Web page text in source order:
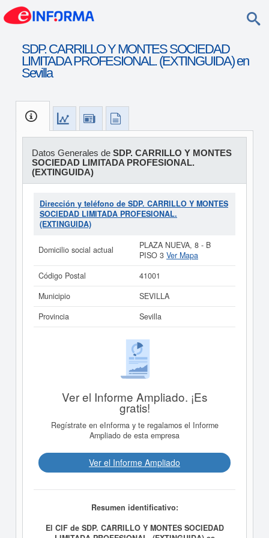
SDP. CARRILLO Y MONTES SOCIEDAD
LIMITADA PROFESIONAL. (EXTINGUIDA) en
Sevilla
Datos Generales de SDP. CARRILLO Y MONTES
SOCIEDAD LIMITADA PROFESIONAL.
(EXTINGUIDA)
Dirección y teléfono de SDP. CARRILLO Y MONTES
SOCIEDAD LIMITADA PROFESIONAL.
(EXTINGUIDA)
Domicilio social actual
PLAZA NUEVA, 8 - B
PISO 3 Ver Mapa
Código Postal
41001
Municipio
SEVILLA
Provincia
Sevilla
Ver el Informe Ampliado. ¡Es
gratis!
Regístrate en eInforma y te regalamos el Informe
Ampliado de esta empresa
Ver el Informe Ampliado
Resumen identificativo:
El CIF de SDP. CARRILLO Y MONTES SOCIEDAD